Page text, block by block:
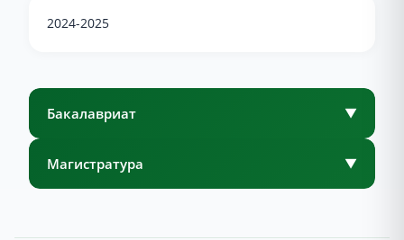
2024-2025
Бакалавриат ▼
Магистратура ▼